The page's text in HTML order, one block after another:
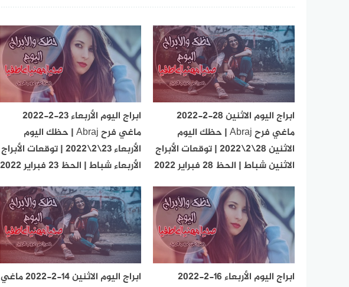
ابراج اليوم الاثنين 28-2-2022
ماغي فرح Abraj | حظك اليوم
الاثنين 28\2\2022 | توقعات الأبراج
الاثنين شباط | الحظ 28 فبراير 2022
ابراج اليوم الأربعاء 23-2-2022
ماغي فرح Abraj | حظك اليوم
الأربعاء 23\2\2022 | توقعات الأبراج
الأربعاء شباط | الحظ 23 فبراير 2022
ابراج اليوم الأربعاء 16-2-2022
ابراج اليوم الاثنين 14-2-2022 ماغي